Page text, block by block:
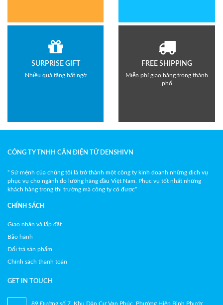
SURPRISE GIFT
Nhiều quà tặng bất ngờ
FREE SHIPPING
Miễn phí giao hàng trong thành
phố
CÔNG TY TNHH CÂN ĐIỆN TỬ DENSHIVN
“ Sứ mệnh của chúng tôi là trở thành một công ty kinh doanh những dịch vụ
phục vụ cho ngành đo lường hàng đầu Việt Nam. Phục vụ tốt nhất những
khách hàng trong thị trường mà công ty có được”
CHÍNH SÁCH
Giao nhận và lắp đặt
Bảo hành
Đổi trả sản phẩm
Chính sách thanh toán
GET IN TOUCH
89 Đường số 7, Khu Dân Cư Vạn Phúc, Phường Hiệp Bình Phước ,